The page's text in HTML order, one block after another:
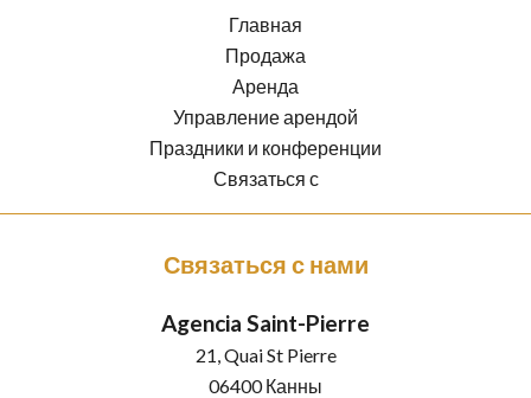
Главная
Продажа
Аренда
Управление арендой
Праздники и конференции
Связаться с
Связаться с нами
Agencia Saint-Pierre
21, Quai St Pierre
06400Канны